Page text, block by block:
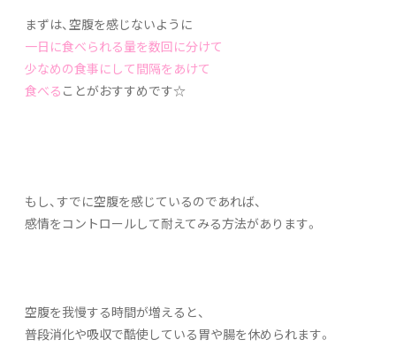
まずは、空腹を感じないように
一日に食べられる量を数回に分けて
少なめの食事にして間隔をあけて
食べる ことがおすすめです☆
もし、すでに空腹を感じているのであれば、
感情をコントロールして耐えてみる方法があります。
空腹を我慢する時間が増えると、
普段消化や吸収で酷使している胃や腸を休められます。